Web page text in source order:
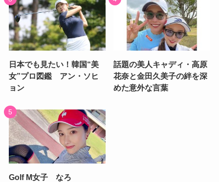
日本でも見たい！韓国“美
女”プロ図鑑 アン・ソヒ
ョン
話題の美人キャディ・高原
花奈と金田久美子の絆を深
めた意外な言葉
Golf M女子 なろ